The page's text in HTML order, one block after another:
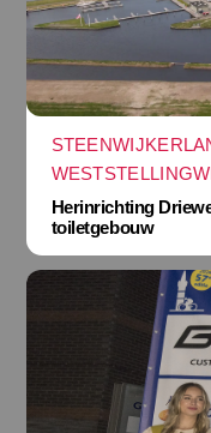
Herinrichting
toiletgebouw